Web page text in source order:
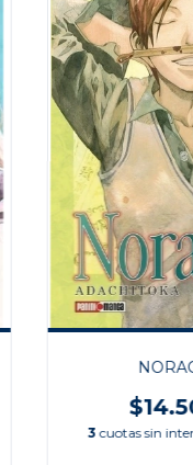
3 cuotas sin